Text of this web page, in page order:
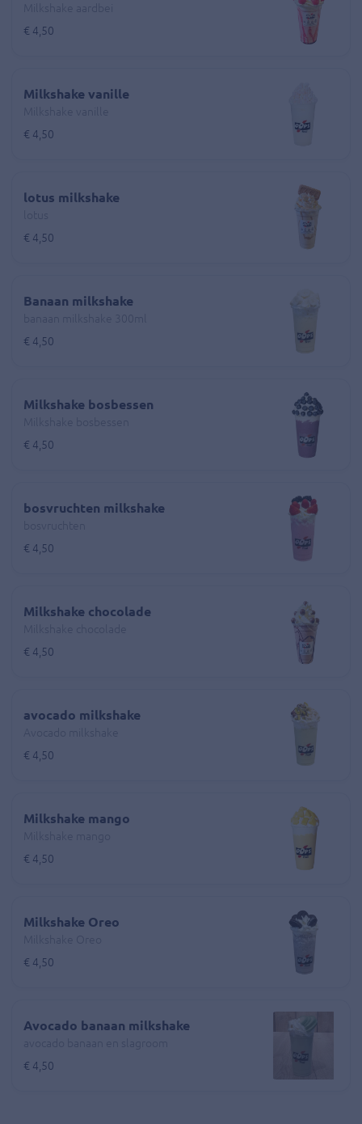
€ 4,50
Milkshake vanille
€ 4,50
lotus milkshake
€ 4,50
Banaan milkshake
€ 4,50
Milkshake bosbessen
€ 4,50
bosvruchten milkshake
€ 4,50
Milkshake chocolade
€ 4,50
avocado milkshake
€ 4,50
Milkshake mango
€ 4,50
Milkshake Oreo
€ 4,50
Avocado banaan milkshake
€ 4,50